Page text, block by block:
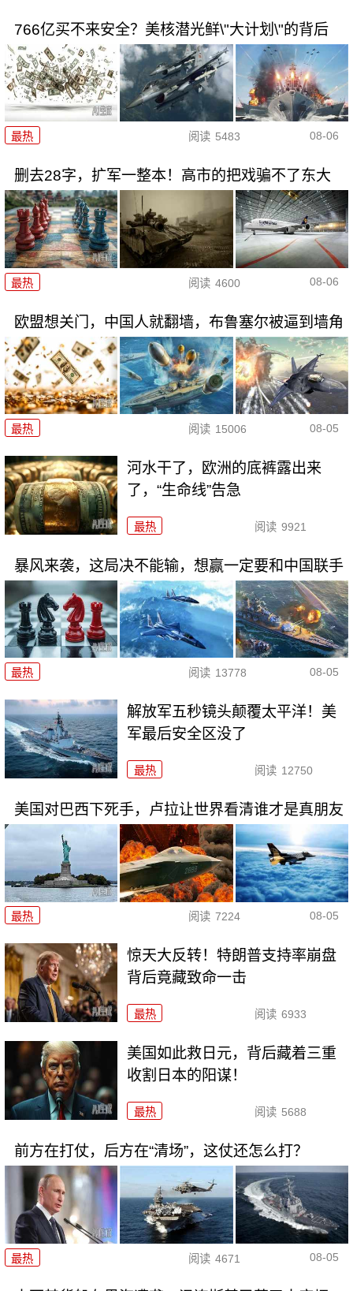
766亿买不来安全？美核潜光鲜\"大计划\"的背后
最热 阅读 5483 08-06
删去28字，扩军一整本！高市的把戏骗不了东大
最热 阅读 4600 08-06
欧盟想关门，中国人就翻墙，布鲁塞尔被逼到墙角
最热 阅读 15006 08-05
河水干了，欧洲的底裤露出来
了，“生命线”告急
最热 阅读 9921
暴风来袭，这局决不能输，想赢一定要和中国联手
最热 阅读 13778 08-05
解放军五秒镜头颠覆太平洋！美
军最后安全区没了
最热 阅读 12750
美国对巴西下死手，卢拉让世界看清谁才是真朋友
最热 阅读 7224 08-05
惊天大反转！特朗普支持率崩盘
背后竟藏致命一击
最热 阅读 6933
美国如此救日元，背后藏着三重
收割日本的阳谋！
最热 阅读 5688
前方在打仗，后方在“清场”，这仗还怎么打？
最热 阅读 4671 08-05